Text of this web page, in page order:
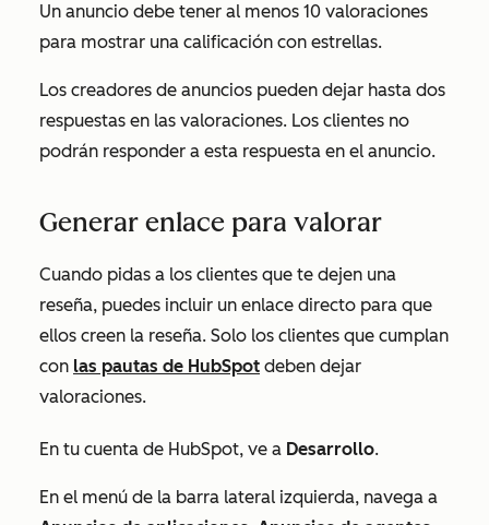
Un anuncio debe tener al menos 10 valoraciones
para mostrar una calificación con estrellas.
Los creadores de anuncios pueden dejar hasta dos
respuestas en las valoraciones. Los clientes no
podrán responder a esta respuesta en el anuncio.
Generar enlace para valorar
Cuando pidas a los clientes que te dejen una
reseña, puedes incluir un enlace directo para que
ellos creen la reseña. Solo los clientes que cumplan
con las pautas de HubSpot deben dejar
valoraciones.
En tu cuenta de HubSpot, ve a Desarrollo.
En el menú de la barra lateral izquierda, navega a